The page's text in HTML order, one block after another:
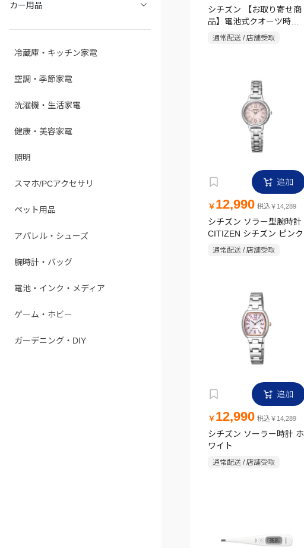
カー用品
冷蔵庫・キッチン家電
空調・季節家電
洗濯機・生活家電
健康・美容家電
照明
スマホ/PCアクセサリ
ペット用品
アパレル・シューズ
腕時計・バッグ
電池・インク・メディア
ゲーム・ホビー
ガーデニング・DIY
シチズン 【お取り寄せ商
品】電池式クオーツ時計
ブラック
通常配送 / 店舗受取
追加
￥ 12,990 税込￥14,289
シチズン ソラー型腕時計
CITIZEN シチズン ピンク
通常配送 / 店舗受取
追加
￥ 12,990 税込￥14,289
シチズン ソーラー時計 ホ
ワイト
通常配送 / 店舗受取